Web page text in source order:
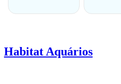
Habitat Aquários